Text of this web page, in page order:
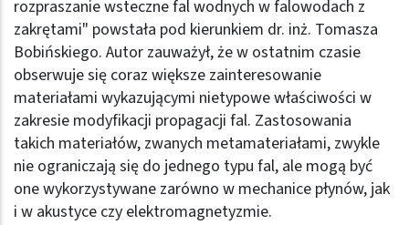
rozpraszanie wsteczne fal wodnych w falowodach z
zakrętami" powstała pod kierunkiem dr. inż. Tomasza
Bobińskiego. Autor zauważył, że w ostatnim czasie
obserwuje się coraz większe zainteresowanie
materiałami wykazującymi nietypowe właściwości w
zakresie modyfikacji propagacji fal. Zastosowania
takich materiałów, zwanych metamateriałami, zwykle
nie ograniczają się do jednego typu fal, ale mogą być
one wykorzystywane zarówno w mechanice płynów, jak
i w akustyce czy elektromagnetyzmie.